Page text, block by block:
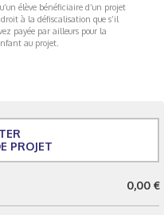
élève bénéficiaire d’un projet
à la défiscalisation que s’il
payée par ailleurs pour la
au projet.
PROJET
0,00 €